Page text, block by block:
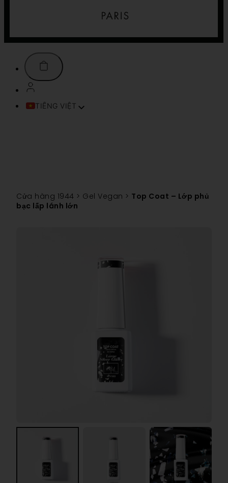
TIẾNG VIỆT
TÜRKÇE
简体中文
Cửa hàng 1944 > Gel Vegan > Top Coat – Lớp phủ
bạc lấp lánh lớn